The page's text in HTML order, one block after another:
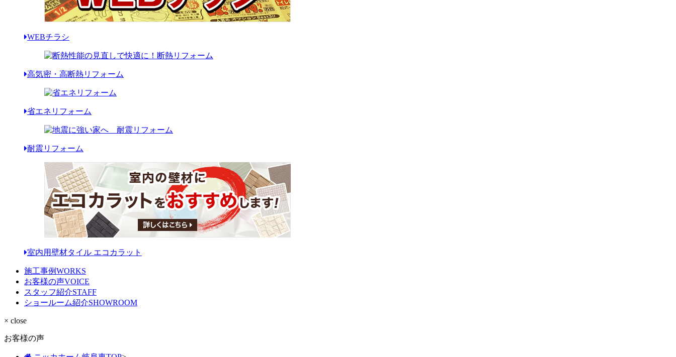
WEBチラシ
高気密・高断熱リフォーム
省エネリフォーム
耐震リフォーム
室内用壁材タイル エコカラット
施工事例WORKS
お客様の声VOICE
スタッフ紹介STAFF
ショールーム紹介SHOWROOM
× close
お客様の声